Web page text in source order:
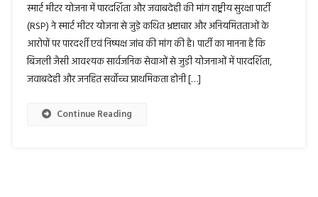
स्मार्ट मीटर योजना में पारदर्शिता और जवाबदेही की मांग राष्ट्रीय सुरक्षा पार्टी
(RSP) ने स्मार्ट मीटर योजना से जुड़े कथित भ्रष्टाचार और अनियमितताओं के
आरोपों पर पारदर्शी एवं निष्पक्ष जांच की मांग की है। पार्टी का मानना है कि
बिजली जैसी आवश्यक सार्वजनिक सेवाओं से जुड़ी योजनाओं में पारदर्शिता,
जवाबदेही और जनहित सर्वोच्च प्राथमिकता होनी […]
Continue Reading